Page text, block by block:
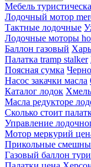
Мебель
Лодочный мотор
Тактные лодочные
Лодочные моторы
Баллон газовый
Палатка tramp stalker
Поясная сумка
Насос закачки масла
Каталог лодок
Масла редукторе
Сколько стоит
Управление
Мотор меркурий
Прикольные
Газовый баллон